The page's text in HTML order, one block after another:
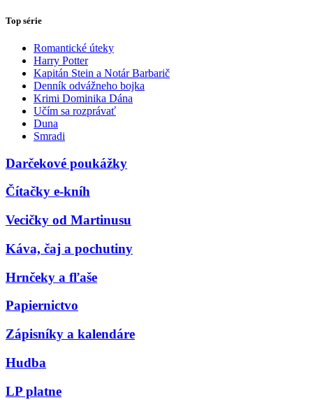
Top série
Romantické úteky
Harry Potter
Kapitán Stein a Notár Barbarič
Denník odvážneho bojka
Krimi Dominika Dána
Učím sa rozprávať
Duna
Smradi
Darčekové poukážky
Čítačky e-kníh
Vecičky od Martinusu
Káva, čaj a pochutiny
Hrnčeky a fľaše
Papiernictvo
Zápisníky a kalendáre
Hudba
LP platne